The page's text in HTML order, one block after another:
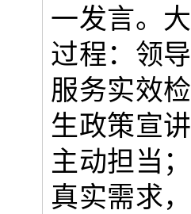
一发言。
过程：领
服务实效
生政策宣
主动担当
真实需求